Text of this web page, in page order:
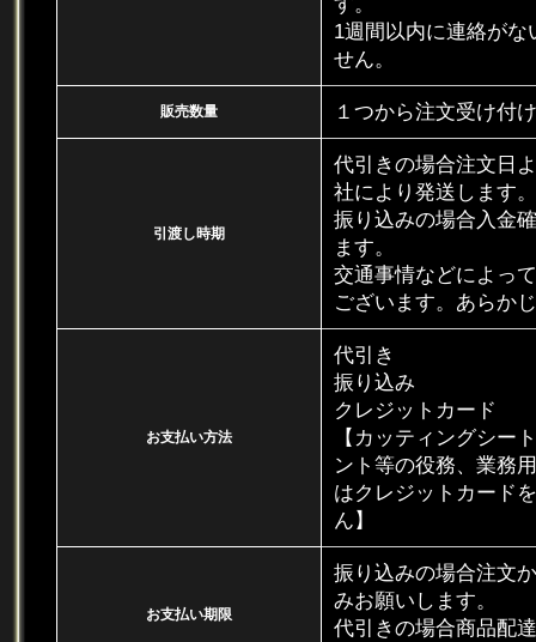
1週間以内に連絡が
せん。
販売数量 １つから注文受け付
引渡し時期
代引きの場合注文日
社により発送します。
振り込みの場合入金
ます。
交通事情などによっ
ございます。あらか
お支払い方法
代引き
振り込み
クレジットカード
【カッティングシー
ント等の役務、業務
はクレジットカード
ん】
お支払い期限
振り込みの場合注文
みお願いします。
代引きの場合商品配